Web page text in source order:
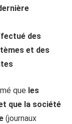
des
et des
que les
que la société
(journaux